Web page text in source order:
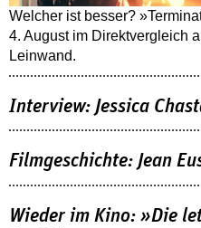
Welcher ist besser?
4. August im Direktvergleich
Leinwand.
Interview: Jessica
Filmgeschichte: Jean
Wieder im Kino: »Die